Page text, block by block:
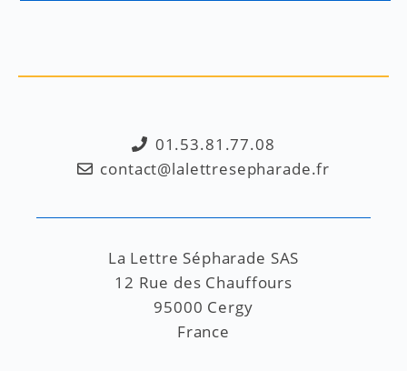
01.53.81.77.08
contact@lalettresepharade.fr
La Lettre Sépharade SAS
12 Rue des Chauffours
95000 Cergy
France